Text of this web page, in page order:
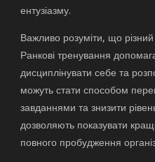
ентузіазму.
Важливо розуміти, що
Ранкові тренування
дисциплінувати себе та
можуть стати способом
завданнями та знизити
дозволяють показувати
повного пробудження